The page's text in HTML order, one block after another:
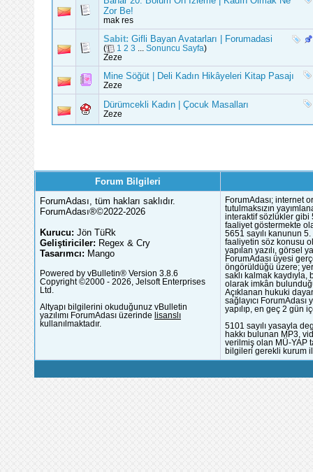
Zor Be!
mak res
Sabit: Gifli Bayan Avatarları | Forumadasi
( 1 2 3 Sonuncu Sayfa)
Zeze
Mine Söğüt | Deli Kadın Hikâyeleri Kitap Pasajı
Zeze
Dürümcekli Kadın | Çocuk Masalları
Zeze
Forum Bilgileri
ForumAdası, tüm hakları saklıdır.
ForumAdası®©2022-2026
Kurucu: Jön TüRk
Geliştiriciler: Regex & Cry
Tasarımcı: Mango
Powered by vBulletin® Version 3.8.6
Copyright ©2000 - 2026, Jelsoft Enterprises
Ltd.
Altyapı bilgilerini okuduğunuz vBulletin
yazılımı ForumAdası üzerinde lisanslı
kullanılmaktadır.
ForumAdası; internet
tutulmaksızın
interaktif sözlükler gibi
faaliyet göstermekte
5651 sayılı kanunun
faaliyetin söz konusu
yapılan yazılı, görsel
ForumAdası üyesi
öngörüldüğü üzere;
saklı kalmak
olarak imkân
Açıklanan hukuki
sağlayıcı
yapılıp, en geç 2 gün
5101 sayılı yasayla
hakkı bulunan MP3,
verilmiş olan MÜ-YAP
bilgileri gerekli kurum